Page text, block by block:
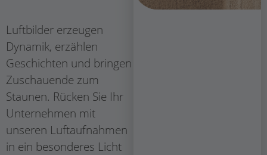
Luftbilder erzeugen
Dynamik, erzählen
Geschichten und bringen
Zuschauende zum
Staunen. Rücken Sie Ihr
Unternehmen mit
unseren Luftaufnahmen
in ein besonderes Licht